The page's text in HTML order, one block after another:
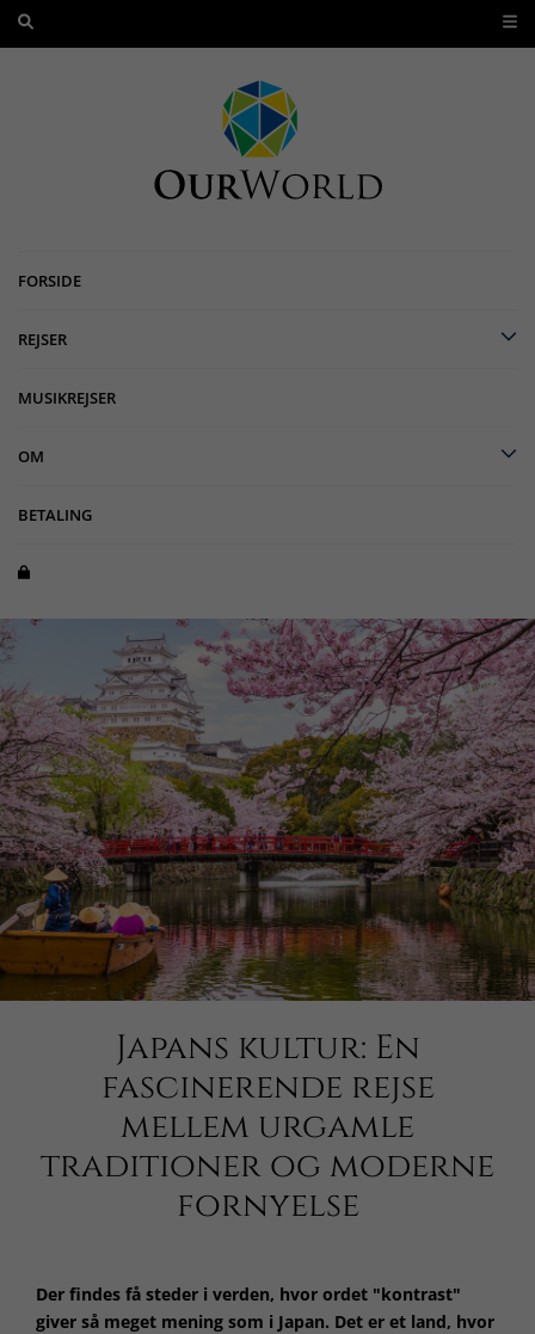
FORSIDE
REJSER
MUSIKREJSER
OM
BETALING
Japans kultur: En
fascinerende rejse
mellem urgamle
traditioner og moderne
fornyelse
Der findes få steder i verden, hvor ordet "kontrast"
giver så meget mening som i Japan. Det er et land, hvor